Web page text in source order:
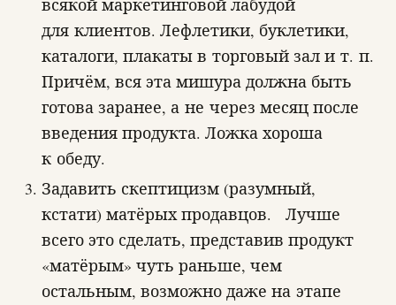
всякой маркетинговой лабудой
для клиентов. Лефлетики, буклетики,
каталоги, плакаты в торговый зал и т. п.
Причём, вся эта мишура должна быть
готова заранее, а не через месяц после
введения продукта. Ложка хороша
к обеду.
Задавить скептицизм (разумный,
кстати) матёрых продавцов. Лучше
всего это сделать, представив продукт
«матёрым» чуть раньше, чем
остальным, возможно даже на этапе